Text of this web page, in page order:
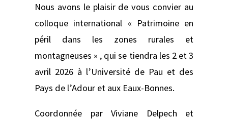
Nous avons le plaisir de vous convier au
colloque international « Patrimoine en
péril dans les zones rurales et
montagneuses » , qui se tiendra les 2 et 3
avril 2026 à l’Université de Pau et des
Pays de l’Adour et aux Eaux-Bonnes.
Coordonnée par Viviane Delpech et